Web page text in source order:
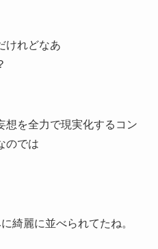
けれどなあ
想を全力で現実化するコン
のでは
綺麗に並べられてたね。